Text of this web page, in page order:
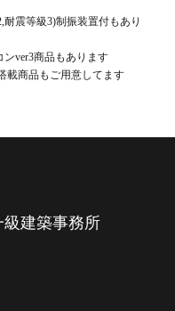
震等級3)制振装置付もあり
ver3商品もあります
商品もご用意してます
建築事務所